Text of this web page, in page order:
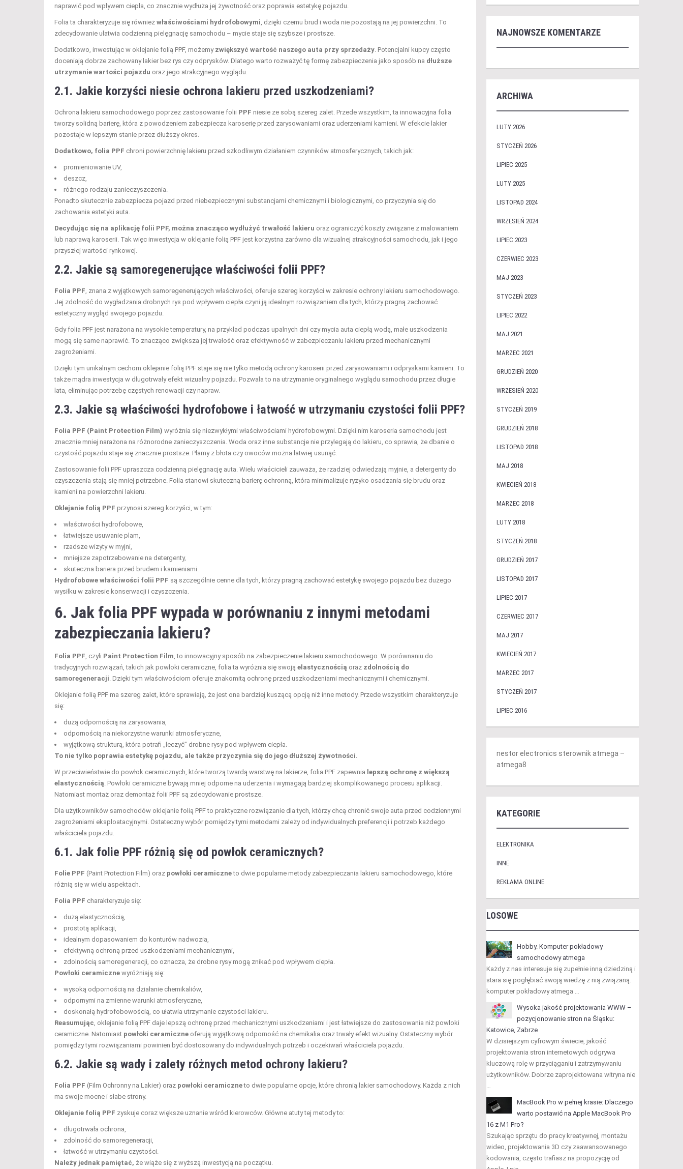
naprawić pod wpływem ciepła, co znacznie wydłuża jej żywotność oraz poprawia estetykę pojazdu.
Folia ta charakteryzuje się również właściwościami hydrofobowymi, dzięki czemu brud i woda nie pozostają na jej powierzchni. To
zdecydowanie ułatwia codzienną pielęgnację samochodu – mycie staje się szybsze i prostsze.
Dodatkowo, inwestując w oklejanie folią PPF, możemy zwiększyć wartość naszego auta przy sprzedaży. Potencjalni kupcy często
doceniają dobrze zachowany lakier bez rys czy odprysków. Dlatego warto rozważyć tę formę zabezpieczenia jako sposób na dłuższe
utrzymanie wartości pojazdu oraz jego atrakcyjnego wyglądu.
2.1. Jakie korzyści niesie ochrona lakieru przed uszkodzeniami?
Ochrona lakieru samochodowego poprzez zastosowanie folii PPF niesie ze sobą szereg zalet. Przede wszystkim, ta innowacyjna folia
tworzy solidną barierę, która z powodzeniem zabezpiecza karoserię przed zarysowaniami oraz uderzeniami kamieni. W efekcie lakier
pozostaje w lepszym stanie przez dłuższy okres.
Dodatkowo, folia PPF chroni powierzchnię lakieru przed szkodliwym działaniem czynników atmosferycznych, takich jak:
promieniowanie UV,
deszcz,
różnego rodzaju zanieczyszczenia.
Ponadto skutecznie zabezpiecza pojazd przed niebezpiecznymi substancjami chemicznymi i biologicznymi, co przyczynia się do
zachowania estetyki auta.
Decydując się na aplikację folii PPF, można znacząco wydłużyć trwałość lakieru oraz ograniczyć koszty związane z malowaniem
lub naprawą karoserii. Tak więc inwestycja w oklejanie folią PPF jest korzystna zarówno dla wizualnej atrakcyjności samochodu, jak i jego
przyszłej wartości rynkowej.
2.2. Jakie są samoregenerujące właściwości folii PPF?
Folia PPF, znana z wyjątkowych samoregenerujących właściwości, oferuje szereg korzyści w zakresie ochrony lakieru samochodowego.
Jej zdolność do wygładzania drobnych rys pod wpływem ciepła czyni ją idealnym rozwiązaniem dla tych, którzy pragną zachować
estetyczny wygląd swojego pojazdu.
Gdy folia PPF jest narażona na wysokie temperatury, na przykład podczas upalnych dni czy mycia auta ciepłą wodą, małe uszkodzenia
mogą się same naprawić. To znacząco zwiększa jej trwałość oraz efektywność w zabezpieczaniu lakieru przed mechanicznymi
zagrożeniami.
Dzięki tym unikalnym cechom oklejanie folią PPF staje się nie tylko metodą ochrony karoserii przed zarysowaniami i odpryskami kamieni. To
także mądra inwestycja w długotrwały efekt wizualny pojazdu. Pozwala to na utrzymanie oryginalnego wyglądu samochodu przez długie
lata, eliminując potrzebę częstych renowacji czy napraw.
2.3. Jakie są właściwości hydrofobowe i łatwość w utrzymaniu czystości folii PPF?
Folia PPF (Paint Protection Film) wyróżnia się niezwykłymi właściwościami hydrofobowymi. Dzięki nim karoseria samochodu jest
znacznie mniej narażona na różnorodne zanieczyszczenia. Woda oraz inne substancje nie przylegają do lakieru, co sprawia, że dbanie o
czystość pojazdu staje się znacznie prostsze. Plamy z błota czy owoców można łatwiej usunąć.
Zastosowanie folii PPF upraszcza codzienną pielęgnację auta. Wielu właścicieli zauważa, że rzadziej odwiedzają myjnie, a detergenty do
czyszczenia stają się mniej potrzebne. Folia stanowi skuteczną barierę ochronną, która minimalizuje ryzyko osadzania się brudu oraz
kamieni na powierzchni lakieru.
Oklejanie folią PPF przynosi szereg korzyści, w tym:
właściwości hydrofobowe,
łatwiejsze usuwanie plam,
rzadsze wizyty w myjni,
mniejsze zapotrzebowanie na detergenty,
skuteczna bariera przed brudem i kamieniami.
Hydrofobowe właściwości folii PPF są szczególnie cenne dla tych, którzy pragną zachować estetykę swojego pojazdu bez dużego
wysiłku w zakresie konserwacji i czyszczenia.
6. Jak folia PPF wypada w porównaniu z innymi metodami
zabezpieczania lakieru?
Folia PPF, czyli Paint Protection Film, to innowacyjny sposób na zabezpieczenie lakieru samochodowego. W porównaniu do
tradycyjnych rozwiązań, takich jak powłoki ceramiczne, folia ta wyróżnia się swoją elastycznością oraz zdolnością do
samoregeneracji. Dzięki tym właściwościom oferuje znakomitą ochronę przed uszkodzeniami mechanicznymi i chemicznymi.
Oklejanie folią PPF ma szereg zalet, które sprawiają, że jest ona bardziej kuszącą opcją niż inne metody. Przede wszystkim charakteryzuje
się:
dużą odpornością na zarysowania,
odpornością na niekorzystne warunki atmosferyczne,
wyjątkową strukturą, która potrafi „leczyć” drobne rysy pod wpływem ciepła.
To nie tylko poprawia estetykę pojazdu, ale także przyczynia się do jego dłuższej żywotności.
W przeciwieństwie do powłok ceramicznych, które tworzą twardą warstwę na lakierze, folia PPF zapewnia lepszą ochronę z większą
elastycznością. Powłoki ceramiczne bywają mniej odporne na uderzenia i wymagają bardziej skomplikowanego procesu aplikacji.
Natomiast montaż oraz demontaż folii PPF są zdecydowanie prostsze.
Dla użytkowników samochodów oklejanie folią PPF to praktyczne rozwiązanie dla tych, którzy chcą chronić swoje auta przed codziennymi
zagrożeniami eksploatacyjnymi. Ostateczny wybór pomiędzy tymi metodami zależy od indywidualnych preferencji i potrzeb każdego
właściciela pojazdu.
6.1. Jak folie PPF różnią się od powłok ceramicznych?
Folie PPF (Paint Protection Film) oraz powłoki ceramiczneto dwie popularne metody zabezpieczania lakieru samochodowego, które
różnią się w wielu aspektach.
Folia PPF charakteryzuje się:
dużą elastycznością,
prostotą aplikacji,
idealnym dopasowaniem do konturów nadwozia,
efektywną ochroną przed uszkodzeniami mechanicznymi,
zdolnością samoregeneracji, co oznacza, że drobne rysy mogą znikać pod wpływem ciepła.
Powłoki ceramiczne wyróżniają się:
wysoką odpornością na działanie chemikaliów,
odpornymi na zmienne warunki atmosferyczne,
doskonałą hydrofobowością, co ułatwia utrzymanie czystości lakieru.
Reasumując, oklejanie folią PPF daje lepszą ochronę przed mechanicznymi uszkodzeniami i jest łatwiejsze do zastosowania niż powłoki
ceramiczne. Natomiast powłoki ceramiczne oferują wyjątkową odporność na chemikalia oraz trwały efekt wizualny. Ostateczny wybór
pomiędzy tymi rozwiązaniami powinien być dostosowany do indywidualnych potrzeb i oczekiwań właściciela pojazdu.
6.2. Jakie są wady i zalety różnych metod ochrony lakieru?
Folia PPF (Film Ochronny na Lakier) oraz powłoki ceramiczneto dwie popularne opcje, które chronią lakier samochodowy. Każda z nich
ma swoje mocne i słabe strony.
Oklejanie folią PPF zyskuje coraz większe uznanie wśród kierowców. Główne atuty tej metody to:
długotrwała ochrona,
zdolność do samoregeneracji,
łatwość w utrzymaniu czystości.
Należy jednak pamiętać, że wiąże się z wyższą inwestycją na początku.
NAJNOWSZE KOMENTARZE
ARCHIWA
LUTY 2026
STYCZEŃ 2026
LIPIEC 2025
LUTY 2025
LISTOPAD 2024
WRZESIEŃ 2024
LIPIEC 2023
CZERWIEC 2023
MAJ 2023
STYCZEŃ 2023
LIPIEC 2022
MAJ 2021
MARZEC 2021
GRUDZIEŃ 2020
WRZESIEŃ 2020
STYCZEŃ 2019
GRUDZIEŃ 2018
LISTOPAD 2018
MAJ 2018
KWIECIEŃ 2018
MARZEC 2018
LUTY 2018
STYCZEŃ 2018
GRUDZIEŃ 2017
LISTOPAD 2017
LIPIEC 2017
CZERWIEC 2017
MAJ 2017
KWIECIEŃ 2017
MARZEC 2017
STYCZEŃ 2017
LIPIEC 2016
nestor electronics sterownik atmega –
atmega8
KATEGORIE
ELEKTRONIKA
INNE
REKLAMA ONLINE
LOSOWE
Hobby. Komputer pokładowy
samochodowy atmega
Każdy z nas interesuje się zupełnie inną dziedziną i
stara się pogłębiać swoją wiedzę z nią związaną.
komputer pokładowy atmega …
Wysoka jakość projektowania WWW –
pozycjonowanie stron na Śląsku:
Katowice, Zabrze
W dzisiejszym cyfrowym świecie, jakość
projektowania stron internetowych odgrywa
kluczową rolę w przyciąganiu i zatrzymywaniu
użytkowników. Dobrze zaprojektowana witryna nie
…
MacBook Pro w pełnej krasie: Dlaczego
warto postawić na Apple MacBook Pro
16 z M1 Pro?
Szukając sprzętu do pracy kreatywnej, montażu
wideo, projektowania 3D czy zaawansowanego
kodowania, często trafiasz na propozycję od